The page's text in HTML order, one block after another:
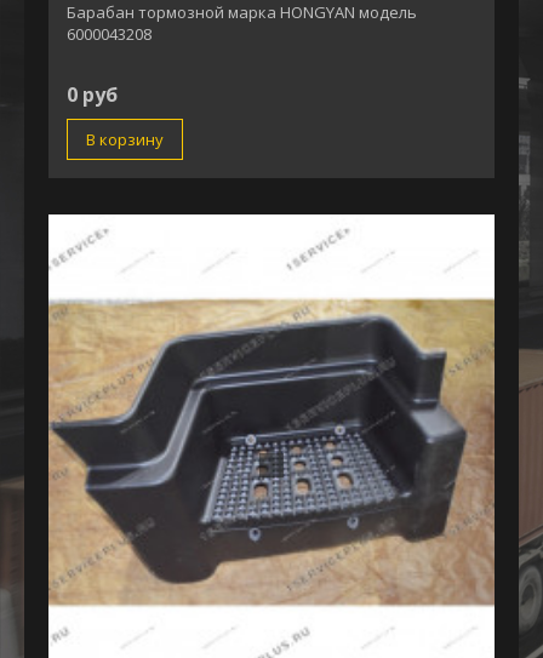
Барабан тормозной марка HONGYAN модель
6000043208
0 руб
В корзину